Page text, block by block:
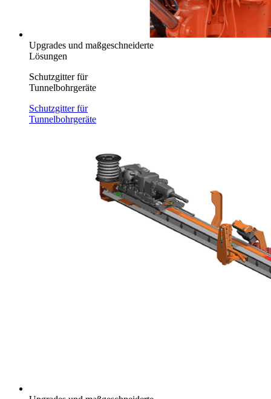
Upgrades und maßgeschneiderte
Lösungen
Schutzgitter für
Tunnelbohrgeräte
Schutzgitter für
Tunnelbohrgeräte